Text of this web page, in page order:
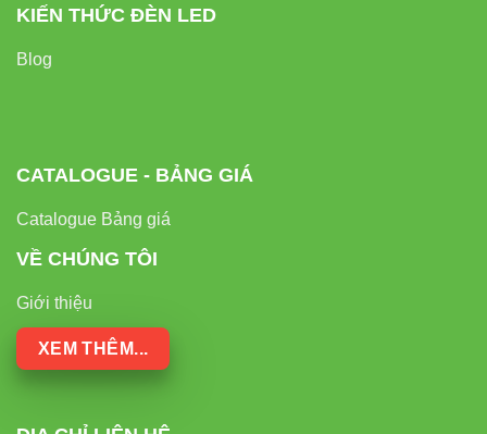
KIẾN THỨC ĐÈN LED
Blog
CATALOGUE - BẢNG GIÁ
Catalogue Bảng giá
VỀ CHÚNG TÔI
Giới thiệu
XEM THÊM...